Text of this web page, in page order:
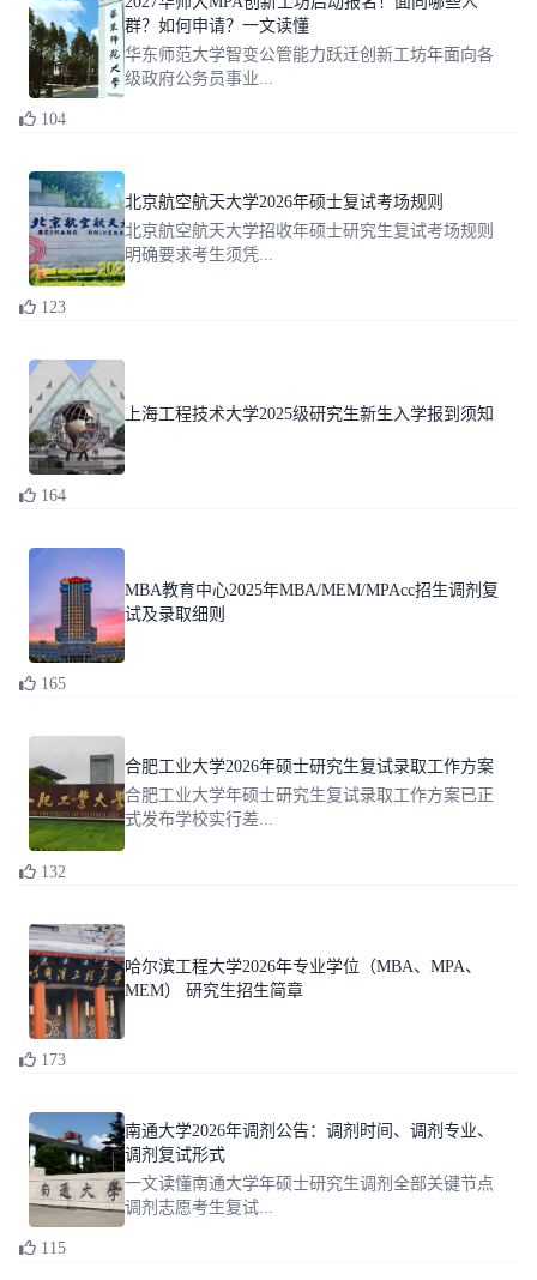
群？如何申请？一文读懂
华东师范大学智变公管能力跃迁创新工坊年面向各
级政府公务员事业...
104
北京航空航天大学2026年硕士复试考场规则
北京航空航天大学招收年硕士研究生复试考场规则
明确要求考生须凭...
123
上海工程技术大学2025级研究生新生入学报到须知
164
MBA教育中心2025年MBA/MEM/MPAcc招生调剂复
试及录取细则
165
合肥工业大学2026年硕士研究生复试录取工作方案
合肥工业大学年硕士研究生复试录取工作方案已正
式发布学校实行差...
132
哈尔滨工程大学2026年专业学位（MBA、MPA、
MEM） 研究生招生简章
173
南通大学2026年调剂公告：调剂时间、调剂专业、
调剂复试形式
一文读懂南通大学年硕士研究生调剂全部关键节点
调剂志愿考生复试...
115